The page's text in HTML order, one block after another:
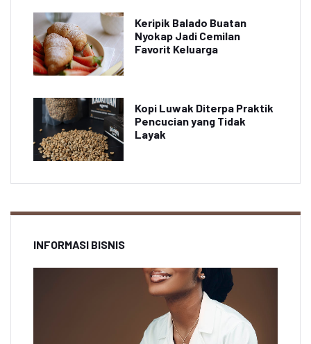
Keripik Balado Buatan
Nyokap Jadi Cemilan
Favorit Keluarga
Kopi Luwak Diterpa Praktik
Pencucian yang Tidak
Layak
INFORMASI BISNIS